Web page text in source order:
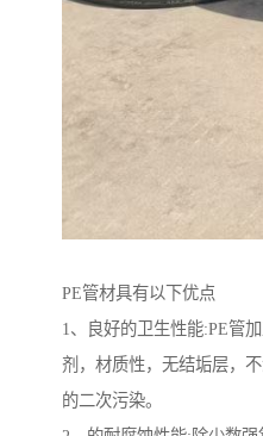
PE管材具有以下优点
1、良好的卫生性能:PE管
剂，材质性，无结垢层，
的二次污染。